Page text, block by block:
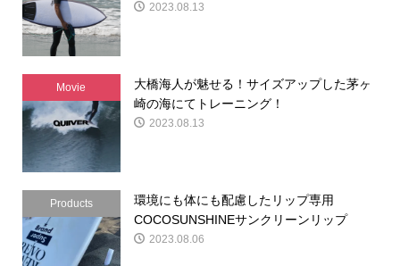
2023.08.13
Movie
大橋海人が魅せる！サイズアップした茅ヶ
崎の海にてトレーニング！
2023.08.13
Products
環境にも体にも配慮したリップ専用
COCOSUNSHINEサンクリーンリップ
2023.08.06